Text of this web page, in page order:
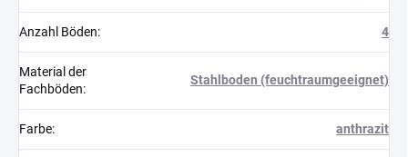
Anzahl Böden: 4
Material der
Fachböden:
Stahlboden (feuchtraumgeeignet)
Farbe: anthrazit